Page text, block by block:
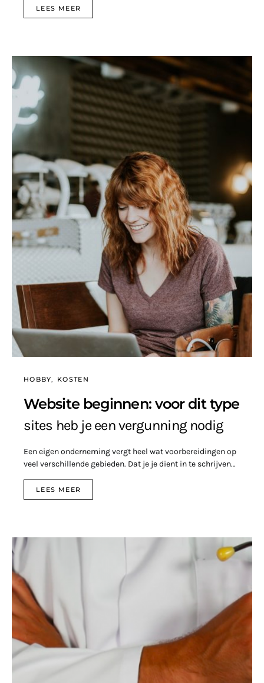
LEES MEER
HOBBY KOSTEN
Website beginnen: voor dit type
sites heb je een vergunning nodig
Een eigen onderneming vergt heel wat voorbereidingen op
veel verschillende gebieden. Dat je je dient in te schrijven…
LEES MEER